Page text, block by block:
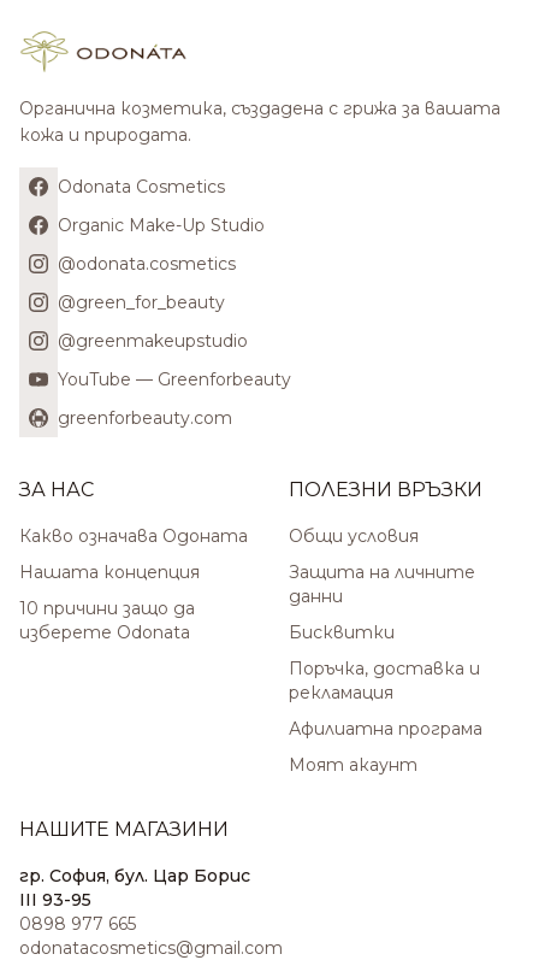
Органична козметика, създадена с грижа за вашата
кожа и природата.
Odonata Cosmetics
Organic Make-Up Studio
@odonata.cosmetics
@green_for_beauty
@greenmakeupstudio
YouTube — Greenforbeauty
greenforbeauty.com
ЗА НАС
Какво означава Одоната
Нашата концепция
10 причини защо да
изберете Odonata
ПОЛЕЗНИ ВРЪЗКИ
Общи условия
Защита на личните
данни
Бисквитки
Поръчка, доставка и
рекламация
Афилиатна програма
Моят акаунт
НАШИТЕ МАГАЗИНИ
гр. София, бул. Цар Борис
III 93-95
0898 977 665
odonatacosmetics@gmail.com